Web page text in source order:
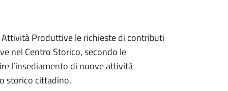
Produttive le richieste di contributi
nel Centro Storico, secondo le
l’insediamento di nuove attività
storico cittadino.